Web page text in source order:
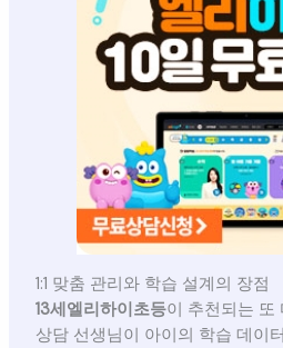
1:1 맞춤 관리와 학습 설계의 장점
13세엘리하이초등이 추천되는 또
상담 선생님이 아이의 학습 데이